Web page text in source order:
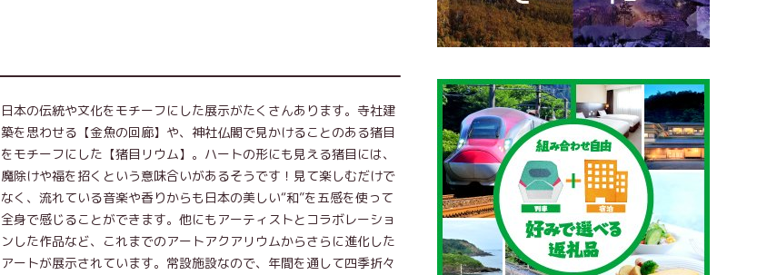
日本の伝統や文化をモチーフにした展示がたくさんあります。寺社建
築を思わせる【金魚の回廊】や、神社仏閣で見かけることのある猪目
をモチーフにした【猪目リウム】。ハートの形にも見える猪目には、
魔除けや福を招くという意味合いがあるそうです！見て楽しむだけで
なく、流れている音楽や香りからも日本の美しい“和”を五感を使って
全身で感じることができます。他にもアーティストとコラボレーショ
ンした作品など、これまでのアートアクアリウムからさらに進化した
アートが展示されています。常設施設なので、年間を通して四季折々